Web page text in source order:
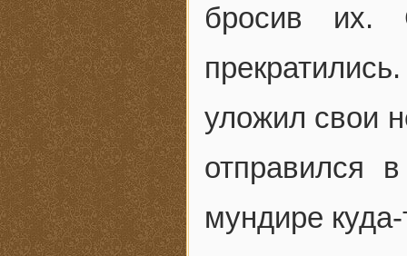
бросив их.
уложил свои
отправился
мундире